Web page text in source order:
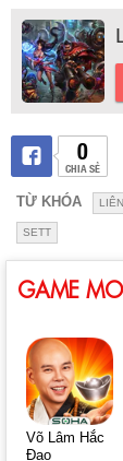
0
CHIA SẺ
TỪ KHÓA
SETT
GAME
Võ Lâm Hắc
Đạo